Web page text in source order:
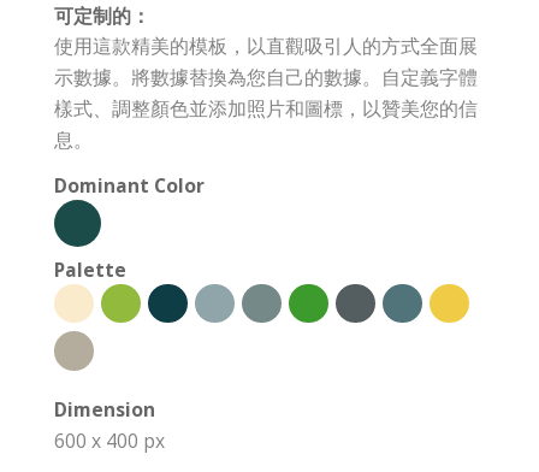
可定制的：
使用這款精美的模板，以直觀吸引人的方式全面展
示數據。將數據替換為您自己的數據。自定義字體
樣式、調整顏色並添加照片和圖標，以贊美您的信
息。
Dominant Color
Palette
Dimension
600 x 400 px